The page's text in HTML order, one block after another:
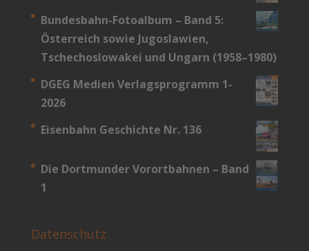
Bundesbahn-­Fotoalbum – Band 5:
Österreich sowie Jugoslawien,
Tschechoslowakei und Ungarn (1958–1980)
DGEG Medien Verlagsprogramm 1-
2026
Eisenbahn Geschichte Nr. 136
Die Dortmunder Vorortbahnen – Band
1
Datenschutz